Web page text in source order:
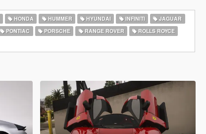
HONDA HUMMER HYUNDAI INFINITI
JAGUAR
PONTIAC PORSCHE RANGE ROVER
ROLLS ROYCE